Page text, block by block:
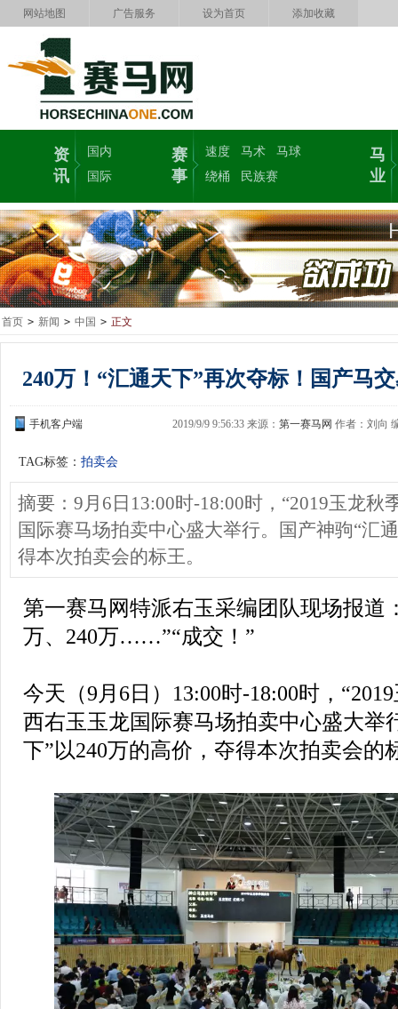
网站地图 广告服务 设为首页 添加收藏
资
讯
国内
国际
赛
事
速度 马术
马球
绕桶
民族赛
马
业
首页 > 新闻 > 中国 > 正文
240万！“汇通天下”再次夺标！国产马
手机客户端 2019/9/9 9:56:33 来源：第一赛马网 作者：刘向
TAG标签： 拍卖会
摘要：9月6日13:00时-18:00时，“2019玉龙秋
国际赛马场拍卖中心盛大举行。国产神驹“汇
得本次拍卖会的标王。
第一赛马网特派右玉采编团队现场报道
万、240万……”“成交！”
今天（9月6日）13:00时-18:00时，
西右玉玉龙国际赛马场拍卖中心盛大举
下”以240万的高价，夺得本次拍卖会的